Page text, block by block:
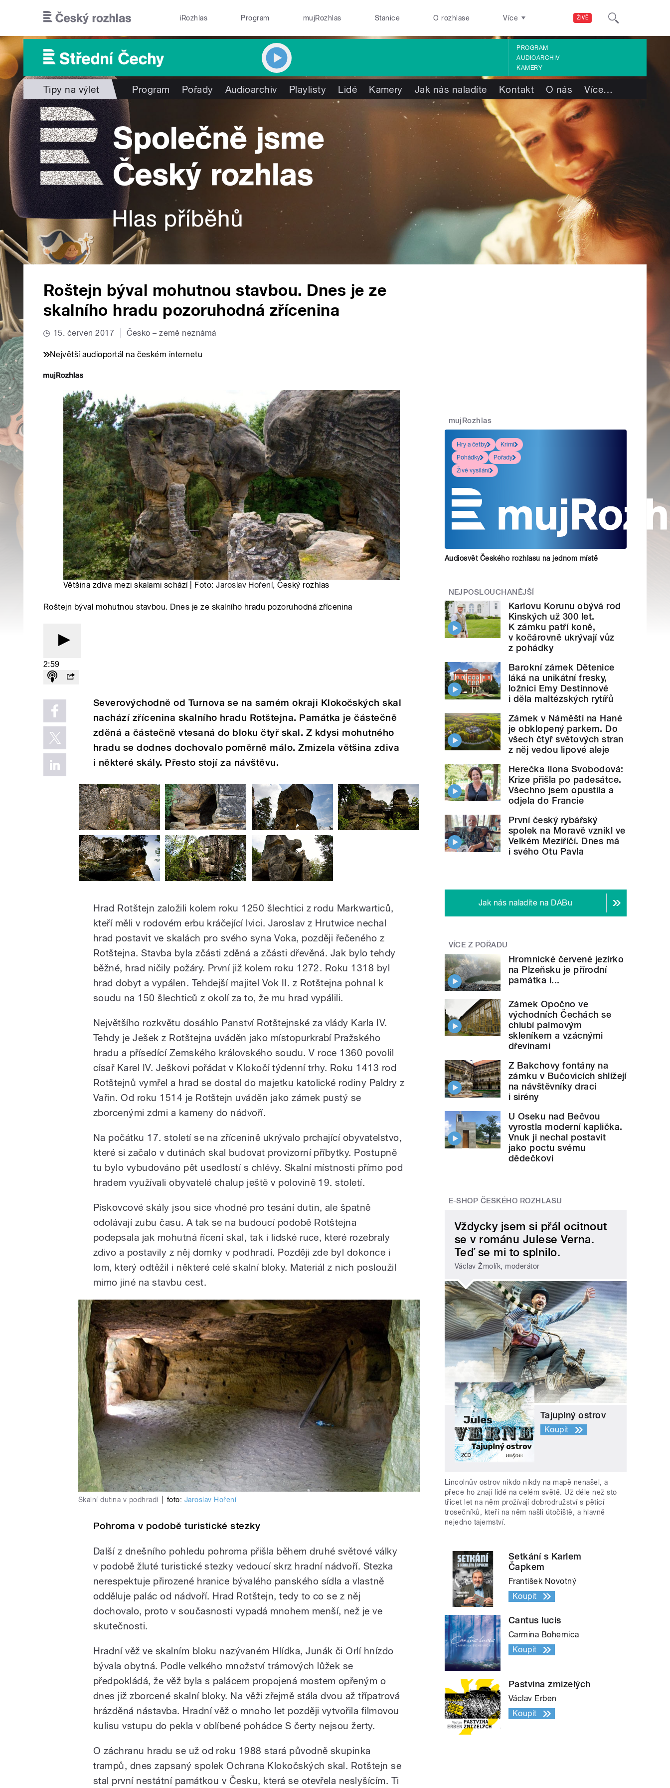
ŽIVĚ
iRozhlas Program mujRozhlas Stanice O rozhlase Více
PROGRAM
AUDIOARCHIV
KAMERY
Tipy na výlet Program Pořady Audioarchiv Playlisty Lidé Kamery Jak nás naladíte Kontakt O nás Více…
Roštejn býval mohutnou stavbou. Dnes je ze
skalního hradu pozoruhodná zřícenina
15. červen 2017 Česko – země neznámá
Největší audioportál na českém internetu
Většina zdiva mezi skalami schází | Foto:Jaroslav Hoření, Český rozhlas
Roštejn býval mohutnou stavbou. Dnes je ze skalního hradu pozoruhodná zřícenina
2:59
Severovýchodně od Turnova se na samém okraji Klokočských skal
nachází zřícenina skalního hradu Rotštejna. Památka je částečně
zděná a částečně vtesaná do bloku čtyř skal. Z kdysi mohutného
hradu se dodnes dochovalo poměrně málo. Zmizela většina zdiva
i některé skály. Přesto stojí za návštěvu.
Hrad Rotštejn založili kolem roku 1250 šlechtici z rodu Markwarticů,
kteří měli v rodovém erbu kráčející lvici. Jaroslav z Hrutwice nechal
hrad postavit ve skalách pro svého syna Voka, později řečeného z
Rotštejna. Stavba byla zčásti zděná a zčásti dřevěná. Jak bylo tehdy
běžné, hrad ničily požáry. První již kolem roku 1272. Roku 1318 byl
hrad dobyt a vypálen. Tehdejší majitel Vok II. z Rotštejna pohnal k
soudu na 150 šlechticů z okolí za to, že mu hrad vypálili.
Největšího rozkvětu dosáhlo Panství Rotštejnské za vlády Karla IV.
Tehdy je Ješek z Rotštejna uváděn jako místopurkrabí Pražského
hradu a přísedící Zemského královského soudu. V roce 1360 povolil
císař Karel IV. Ješkovi pořádat v Klokočí týdenní trhy. Roku 1413 rod
Rotštejnů vymřel a hrad se dostal do majetku katolické rodiny Paldry z
Vařin. Od roku 1514 je Rotštejn uváděn jako zámek pustý se
zborcenými zdmi a kameny do nádvoří.
Na počátku 17. století se na zřícenině ukrývalo prchající obyvatelstvo,
které si začalo v dutinách skal budovat provizorní příbytky. Postupně
tu bylo vybudováno pět usedlostí s chlévy. Skalní místnosti přímo pod
hradem využívali obyvatelé chalup ještě v polovině 19. století.
Pískovcové skály jsou sice vhodné pro tesání dutin, ale špatně
odolávají zubu času. A tak se na budoucí podobě Rotštejna
podepsala jak mohutná řícení skal, tak i lidské ruce, které rozebraly
zdivo a postavily z něj domky v podhradí. Později zde byl dokonce i
lom, který odtěžil i některé celé skalní bloky. Materiál z nich posloužil
mimo jiné na stavbu cest.
Skalní dutina v podhradí foto: Jaroslav Hoření
Pohroma v podobě turistické stezky
Další z dnešního pohledu pohroma přišla během druhé světové války
v podobě žluté turistické stezky vedoucí skrz hradní nádvoří. Stezka
nerespektuje přirozené hranice bývalého panského sídla a vlastně
odděluje palác od nádvoří. Hrad Rotštejn, tedy to co se z něj
dochovalo, proto v současnosti vypadá mnohem menší, než je ve
skutečnosti.
Hradní věž ve skalním bloku nazývaném Hlídka, Junák či Orlí hnízdo
bývala obytná. Podle velkého množství trámových lůžek se
předpokládá, že věž byla s palácem propojená mostem opřeným o
dnes již zborcené skalní bloky. Na věži zřejmě stála dvou až třípatrová
hrázděná nástavba. Hradní věž o mnoho let později vytvořila filmovou
kulisu vstupu do pekla v oblíbené pohádce S čerty nejsou žerty.
O záchranu hradu se už od roku 1988 stará původně skupinka
trampů, dnes zapsaný spolek Ochrana Klokočských skal. Rotštejn se
stal první nestátní památkou v Česku, která se otevřela neslyšícím. Ti
mujRozhlas
Hry a četby
Krimi
Pohádky
Pořady
Živé vysílání
Audiosvět Českého rozhlasu na jednom místě
NEJPOSLOUCHANĚJŠÍ
Karlovu Korunu obývá rod
Kinských už 300 let.
K zámku patří koně,
v kočárovně ukrývají vůz
z pohádky
Barokní zámek Dětenice
láká na unikátní fresky,
ložnici Emy Destinnové
i děla maltézských rytířů
Zámek v Náměšti na Hané
je obklopený parkem. Do
všech čtyř světových stran
z něj vedou lipové aleje
Herečka Ilona Svobodová:
Krize přišla po padesátce.
Všechno jsem opustila a
odjela do Francie
První český rybářský
spolek na Moravě vznikl ve
Velkém Meziříčí. Dnes má
i svého Otu Pavla
Jak nás naladíte na DABu
VÍCE Z POŘADU
Hromnické červené jezírko
na Plzeňsku je přírodní
památka i...
Zámek Opočno ve
východních Čechách se
chlubí palmovým
skleníkem a vzácnými
dřevinami
Z Bakchovy fontány na
zámku v Bučovicích shlížejí
na návštěvníky draci
i sirény
U Oseku nad Bečvou
vyrostla moderní kaplička.
Vnuk ji nechal postavit
jako poctu svému
dědečkovi
E-SHOP ČESKÉHO ROZHLASU
Vždycky jsem si přál ocitnout
se v románu Julese Verna.
Teď se mi to splnilo.
Václav Žmolík, moderátor
Tajuplný ostrov
Koupit
Lincolnův ostrov nikdo nikdy na mapě nenašel, a
přece ho znají lidé na celém světě. Už déle než sto
třicet let na něm prožívají dobrodružství s pěticí
trosečníků, kteří na něm našli útočiště, a hlavně
nejedno tajemství.
Setkání s Karlem
Čapkem
František Novotný
Koupit
Cantus lucis
Carmina Bohemica
Koupit
Pastvina zmizelých
Václav Erben
Koupit